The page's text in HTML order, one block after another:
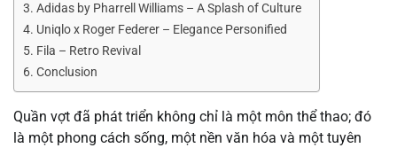
Adidas by Pharrell Williams – A Splash of Culture
Uniqlo x Roger Federer – Elegance Personified
Fila – Retro Revival
Conclusion
Quần vợt đã phát triển không chỉ là một môn thể thao; đó
là một phong cách sống, một nền văn hóa và một tuyên